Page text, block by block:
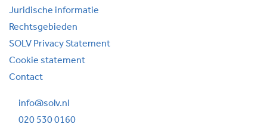
Juridische informatie
Rechtsgebieden
SOLV Privacy Statement
Cookie statement
Contact
info@solv.nl
020 530 0160